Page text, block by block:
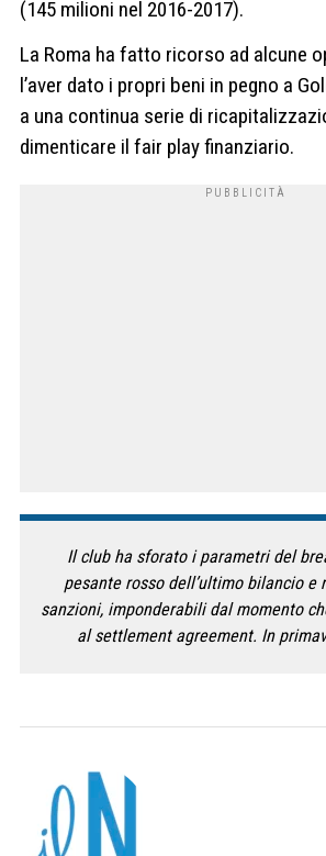
(145 milioni nel 2016-2017).
La Roma ha fatto ricorso ad alcune
l’aver dato i propri beni in pegno a
a una continua serie di
dimenticare il fair play finanziario.
Il club ha sforato i parametri del
pesante rosso dell’ultimo bilancio e
sanzioni, imponderabili dal momento
al settlement agreement. In